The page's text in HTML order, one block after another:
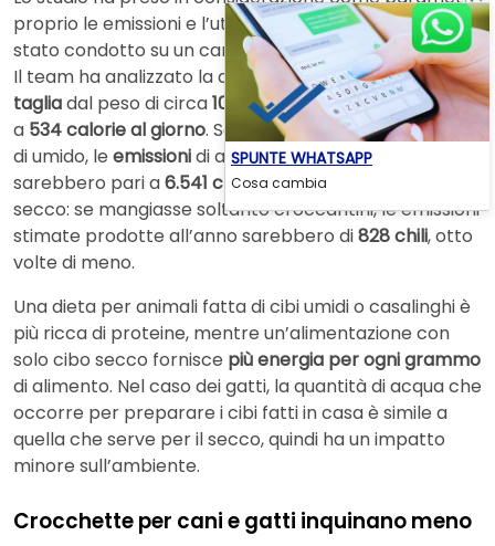
proprio le emissioni e l’utilizzo di acqua e suolo ed è
stato condotto su un campione di 618 cani e 320 gatti.
Il team ha analizzato la dieta di un cane di piccola
tagliadal peso di circa10 chili. I suoi consumi sono pari
a 534 calorie al giorno. Se si nutrisse esclusivamente
di umido, le emissionidi anidride carbonica annuali
sarebbero pari a6.541 chili. Discorso diverso con il
secco: se mangiasse soltanto croccantini, le emissioni
stimate prodotte all’anno sarebbero di828 chili, otto
volte di meno.
Una dieta per animali fatta di cibi umidi o casalinghi è
più ricca di proteine, mentre un’alimentazione con
solo cibo secco fornisce più energia per ogni grammo
di alimento. Nel caso dei gatti, la quantità di acqua che
occorre per preparare i cibi fatti in casa è simile a
quella che serve per il secco, quindi ha un impatto
minore sull’ambiente.
Crocchette per cani e gatti inquinano meno
SPUNTE WHATSAPP
Cosa cambia